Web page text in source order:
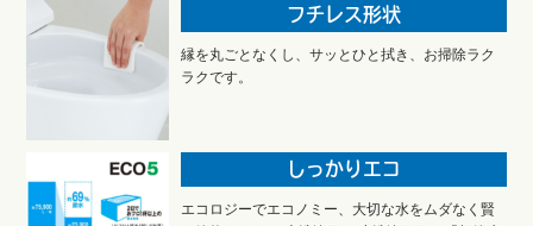
フチレス形状
縁を丸ごとなくし、サッとひと拭き、お掃除ラク
ラクです。
しっかりエコ
エコロジーでエコノミー、大切な水をムダなく賢